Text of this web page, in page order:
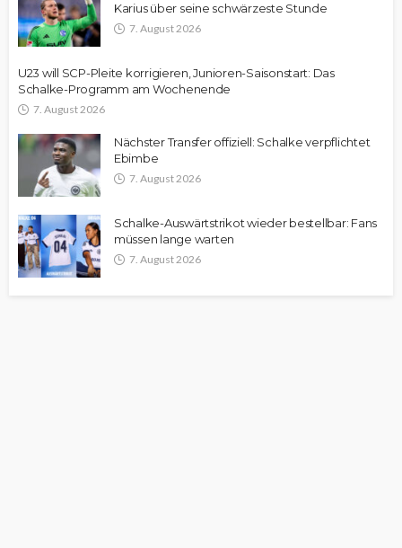
Karius über seine schwärzeste Stunde
7. August 2026
U23 will SCP-Pleite korrigieren, Junioren-Saisonstart: Das
Schalke-Programm am Wochenende
7. August 2026
Nächster Transfer offiziell: Schalke verpflichtet
Ebimbe
7. August 2026
Schalke-Auswärtstrikot wieder bestellbar: Fans
müssen lange warten
7. August 2026